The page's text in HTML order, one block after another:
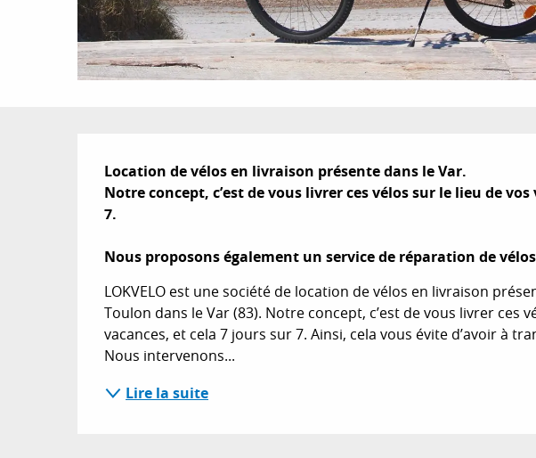
Description
Location de vélos en livraison présente dans le Var.
Notre concept, c’est de vous livrer ces vélos sur le lieu de
7.
Nous proposons également un service de réparation de
LOKVELO est une société de location de vélos en livraison
Toulon dans le Var (83). Notre concept, c’est de vous livrer ces
vacances, et cela 7 jours sur 7. Ainsi, cela vous évite d’avoir à
Nous intervenons...
Lire la suite